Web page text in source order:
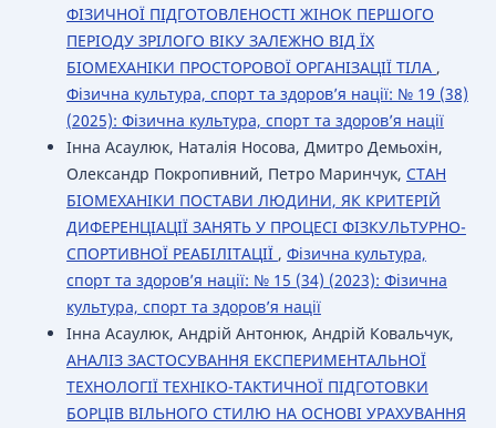
ФІЗИЧНОЇ ПІДГОТОВЛЕНОСТІ ЖІНОК ПЕРШОГО
ПЕРІОДУ ЗРІЛОГО ВІКУ ЗАЛЕЖНО ВІД ЇХ
БІОМЕХАНІКИ ПРОСТОРОВОЇ ОРГАНІЗАЦІЇ ТІЛА ,
Фізична культура, спорт та здоров’я нації: № 19 (38)
(2025): Фізична культура, спорт та здоров’я нації
Інна Асаулюк, Наталія Носова, Дмитро Демьохін,
Олександр Покропивний, Петро Маринчук, СТАН
БІОМЕХАНІКИ ПОСТАВИ ЛЮДИНИ, ЯК КРИТЕРІЙ
ДИФЕРЕНЦІАЦІЇ ЗАНЯТЬ У ПРОЦЕСІ ФІЗКУЛЬТУРНО-
СПОРТИВНОЇ РЕАБІЛІТАЦІЇ , Фізична культура,
спорт та здоров’я нації: № 15 (34) (2023): Фізична
культура, спорт та здоров’я нації
Інна Асаулюк, Андрій Антонюк, Андрій Ковальчук,
АНАЛІЗ ЗАСТОСУВАННЯ ЕКСПЕРИМЕНТАЛЬНОЇ
ТЕХНОЛОГІЇ ТЕХНІКО-ТАКТИЧНОЇ ПІДГОТОВКИ
БОРЦІВ ВІЛЬНОГО СТИЛЮ НА ОСНОВІ УРАХУВАННЯ